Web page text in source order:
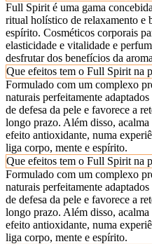
Full Spirit é uma gama
ritual holístico de relaxamento e
espírito. Cosméticos corporais
elasticidade e vitalidade e
desfrutar dos benefícios da
Que efeitos tem o Full Spirit na
Formulado com um complexo
naturais perfeitamente
de defesa da pele e favorece a
longo prazo. Além disso, acalma
efeito antioxidante, numa
liga corpo, mente e espírito.
Que efeitos tem o Full Spirit na
Formulado com um complexo
naturais perfeitamente
de defesa da pele e favorece a
longo prazo. Além disso, acalma
efeito antioxidante, numa
liga corpo, mente e espírito.